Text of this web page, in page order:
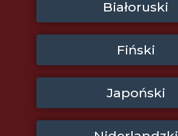
Białoruski
Fiński
Japoński